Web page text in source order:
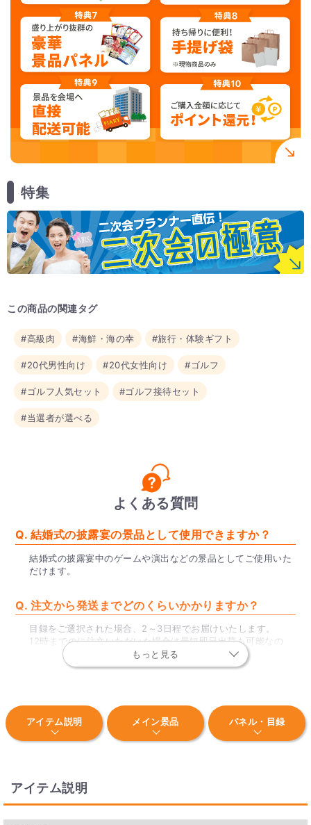
特集
この商品の関連タグ
#高級肉 #海鮮・海の幸 #旅行・体験ギフト
#20代男性向け #20代女性向け #ゴルフ
#ゴルフ人気セット #ゴルフ接待セット
#当選者が選べる
よくある質問
Q. 結婚式の披露宴の景品として使用できますか？
結婚式の披露宴中のゲームや演出などの景品としてご使用いた
だけます。
Q. 注文から発送までどのくらいかかりますか？
目録をご選択された場合、2～3日程でお届けいたします。
12時までのに注文いただいた場合は最短即日出荷も可能なの
で、お急ぎの場合はぜひご利用ください。
※一部地域、土日祝を除く。
目録とは、封筒と景品の内容が記された景品引換券のことで
す。イベント当日、現物の商品の代わりに当選者の方にお渡し
Q. 景品パネルはついていますか？
景品パネルはA3サイズとA4の景品パネルをご用意しておりま
もっと見る
アイテム説明 メイン景品 パネル・目録
アイテム説明